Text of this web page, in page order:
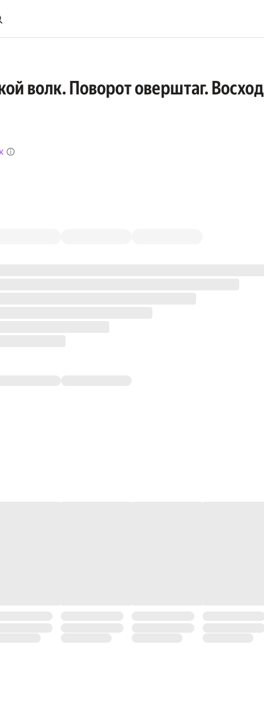
волк. Поворот оверштаг. Восход